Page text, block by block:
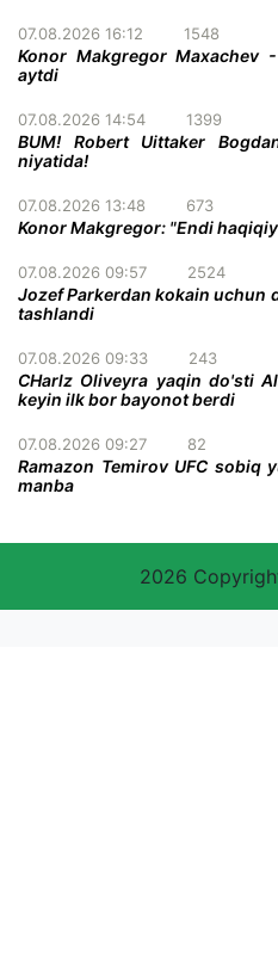
07.08.2026 16:12 1548
Konor Makgregor
aytdi
07.08.2026 14:54 1399
BUM! Robert Uittaker
niyatida!
07.08.2026 13:48 673
Konor Makgregor: "Endi
07.08.2026 09:57 2524
Jozef Parkerdan kokain uchun
tashlandi
07.08.2026 09:33 243
CHarlz Oliveyra yaqin do'sti
keyin ilk bor bayonot berdi
07.08.2026 09:27 82
Ramazon Temirov UFC
manba
2026